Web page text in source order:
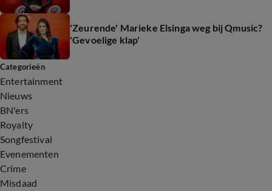
'Zeurende' Marieke Elsinga weg bij Qmusic?
'Gevoelige klap'
Categorieën
Entertainment
Nieuws
BN'ers
Royalty
Songfestival
Evenementen
Crime
Misdaad